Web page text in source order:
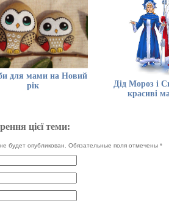
для мами на Новий
рік
Дід Мороз і
красиві
цієї теми:
будет опубликован. Обязательные поля отмечены*